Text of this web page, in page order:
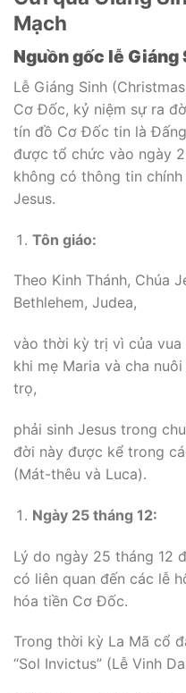
Mạch
Nguồn gốc lễ Giáng
Lễ Giáng Sinh
Cơ Đốc, kỷ niệm sự ra
tín đồ Cơ Đốc tin là
được tổ chức vào ngày
không có thông tin
Jesus.
Tôn giáo:
Theo Kinh Thánh, Chúa
Bethlehem, Judea,
vào thời kỳ trị vì của
khi mẹ Maria và cha
trọ,
phải sinh Jesus trong
đời này được kể trong
(Mát-thêu và Luca).
Ngày 25 tháng 12:
Lý do ngày 25 tháng 12
có liên quan đến các lễ
hóa tiền Cơ Đốc.
Trong thời kỳ La Mã cổ
“Sol Invictus” (Lễ Vinh